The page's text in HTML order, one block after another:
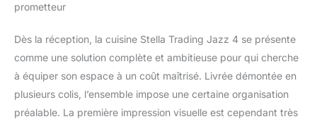
rangement intelligentes.
Compartiments spacieux
pour ranger vos
ustensiles de cuisine et
vos fournitures de
manière ordonnée.
prometteur
Dès la réception, la cuisine Stella Trading Jazz 4 se présente
comme une solution complète et ambitieuse pour qui cherche
à équiper son espace à un coût maîtrisé. Livrée démontée en
plusieurs colis, l’ensemble impose une certaine organisation
préalable. La première impression visuelle est cependant très